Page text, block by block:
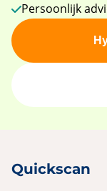
Persoonlijk
Quickscan